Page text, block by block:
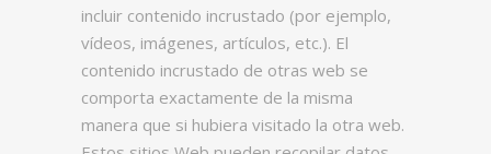
incluir contenido incrustado (por ejemplo,
vídeos, imágenes, artículos, etc.). El
contenido incrustado de otras web se
comporta exactamente de la misma
manera que si hubiera visitado la otra web.